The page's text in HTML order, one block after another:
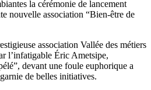
la cérémonie de lancement
nouvelle association “Bien-être de
association Vallée des métiers
l’infatigable Éric Ametsipe,
devant une foule euphorique a
de belles initiatives.